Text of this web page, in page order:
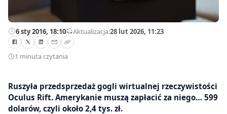
6 sty 2016, 18:10—Aktualizacja:28 lut 2026, 11:23
1 minuta czytania
Ruszyła przedsprzedaż gogli wirtualnej rzeczywistości
Oculus Rift. Amerykanie muszą zapłacić za niego… 599
dolarów, czyli około 2,4 tys. zł.